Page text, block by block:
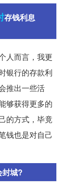
存钱利息
人而言，我更
银行的存款利
推出一些活
够获得更多的
的方式，毕竟
钱也是对自己
封城?